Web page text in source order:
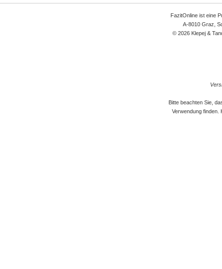
FazitOnline ist eine
A-8010 Graz,
© 2026 Klepej &
Bitte beachten Sie,
Verwendung finden.